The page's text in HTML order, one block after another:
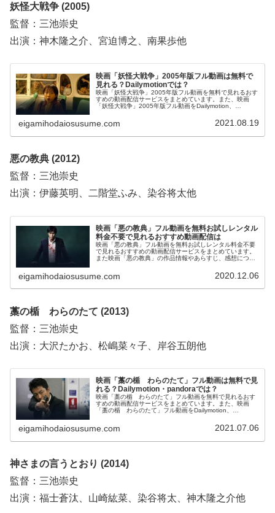
妖怪大戦争 (2005)
監督：三池崇史
出演：神木隆之介、宮迫博之、南果歩他
映画「妖怪大戦争」2005年版フル動画は無料で
見れる？Dailymotionでは？
映画「妖怪大戦争」2005年版フル動画を無料で見れるおす
すめの動画配信サービスをまとめています。また、映画
「妖怪大戦争」2005年版フル動画をDailymotion、
映画「妖怪大戦争」2005年版の作品情報、あらすじ、感想
についてもお伝えしていますので、動画配信サービス選び
eigamihodaiosusume.com 2021.08.19
悪の教典 (2012)
監督：三池崇史
出演：伊藤英明、二階堂ふみ、染谷将太他
映画「悪の教典」フル動画を無料お試しレンタル
料金不要で見れるおすすめ動画配信は
映画「悪の教典」フル動画を無料お試しレンタル料金不要
で見れるおすすめの動画配信サービスをまとめています。
また映画「悪の教典」の作品情報やあらすじ、感想につい
本編を見る前の予備知識として役立ててください。
eigamihodaiosusume.com 2020.12.06
藁の楯 わらのたて (2013)
監督：三池崇史
出演：大沢たかお、松嶋菜々子、岸谷五朗他
映画「藁の楯 わらのたて」フル動画は無料で見
れる？Dailymotion・pandoraでは？
映画「藁の楯 わらのたて」フル動画を無料で見れるおす
すめの動画配信サービスをまとめています。また、映画
「藁の楯 わらのたて」フル動画をDailymotion、
映画「藁の楯 わらのたて」の作品情報、あらすじ、感想
についてもお伝えしていますので、動画配信サービス選び
eigamihodaiosusume.com 2021.07.06
神さまの言うとおり (2014)
監督：三池崇史
出演：福士蒼汰、山崎紘菜、染谷将太、神木隆之介他